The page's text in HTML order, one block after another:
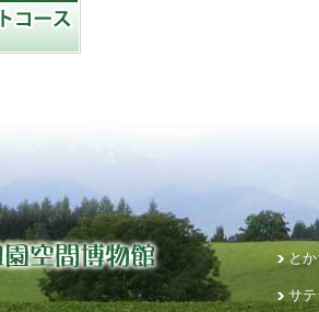
と
サ